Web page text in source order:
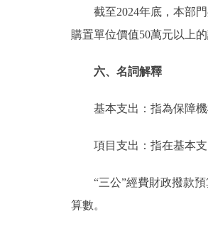
截至2024年底，本部門
購置單位價值50萬元以上
六、名詞解釋
基本支出：指為保障機
項目支出：指在基本支
“三公”經費財政撥款預
算數。